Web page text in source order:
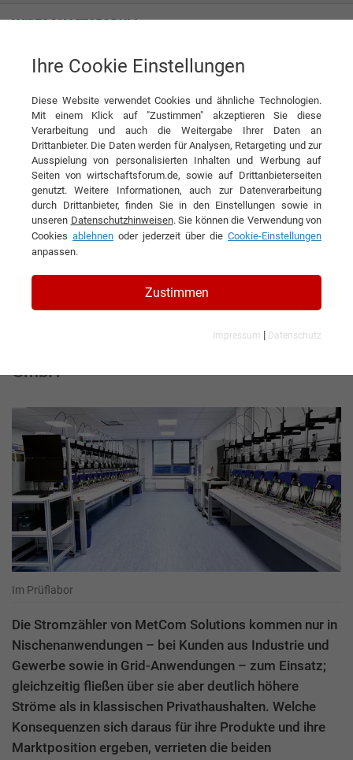
MetCom Solutions GmbH
Interview MetCom Solutions GmbH
▶ 0:00 4:38
DIESEN ARTIKEL EMPFEHLEN
„Stromzähler sind die Sensoren
des Energieversorgers!“
Interview mit Oliver Göbel,
GmbH
Im Prüflabor
Die Stromzähler von MetCom Solutions kommen nur in
Nischenanwendungen – bei Kunden aus Industrie und
Gewerbe sowie in Grid-Anwendungen – zum Einsatz;
gleichzeitig fließen über sie aber deutlich höhere
Ströme als in klassischen Privathaushalten. Welche
Konsequenzen sich daraus für ihre Produkte und ihre
Marktposition ergeben, verrieten die beiden
Ihre Cookie Einstellungen
Diese Website verwendet Cookies und ähnliche Technologien.
Mit einem Klick auf "Zustimmen" akzeptieren Sie diese
Verarbeitung und auch die Weitergabe Ihrer Daten an
Drittanbieter. Die Daten werden für Analysen, Retargeting und zur
Ausspielung von personalisierten Inhalten und Werbung auf
Seiten von wirtschaftsforum.de, sowie auf Drittanbieterseiten
genutzt. Weitere Informationen, auch zur Datenverarbeitung
durch Drittanbieter, finden Sie in den Einstellungen sowie in
unseren Datenschutzhinweisen. Sie können die Verwendung von
Cookies ablehnen oder jederzeit über die Cookie-Einstellungen
anpassen.
Zustimmen
Impressum | Datenschutz